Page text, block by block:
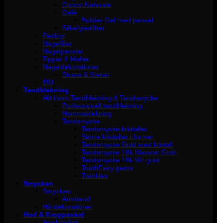
Cuccio Naturale
Gelé
Builder Gel med pensel
Silke/glasfiber
Pedikyr
Nagelfilar
Nagelpenslar
Tippar & Mallar
Nageldekorationer
Strass & Stenar
Elfil
Tandblekning
Allt inom Tandblekning & Tandsmycke
Professionell tandblekning
Hemmablekning
Tandsmycke
Tandsmycke kristaller
Större kristaller i former
Tandsmycke Guld med kristall
Tandsmycke 18k Klassisk Guld
Tandsmycke 18k Vitt guld
ToothFairy gems
Twinkles
Smycken
Smycken
Armband
Hårdekorationer
Hud & Kroppsvård